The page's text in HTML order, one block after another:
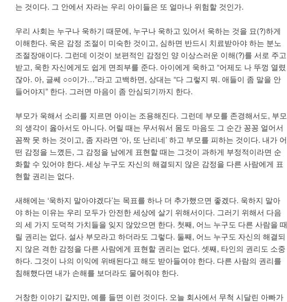
는 것이다. 그 안에서 자라는 우리 아이들은 또 얼마나 위험할 것인가.
우리 사회는 누구나 욱하기 때문에, 누구나 욱하고 있어서 욱하는 것을 묘(?)하게
이해한다. 욱은 감정 조절이 미숙한 것이고, 심하면 반드시 치료받아야 하는 분노
조절장애이다. 그런데 이것이 보편적인 감정인 양 이상스러운 이해(?)를 서로 주고
받고, 욱한 자신에게도 쉽게 면죄부를 준다. 아이에게 욱하고 “어제도 나 뚜껑 열렸
잖아. 아, 글쎄 ○○이가…”라고 고백하면, 상대는 “다 그렇지 뭐. 애들이 좀 말을 안
들어야지” 한다. 그러면 마음이 좀 안심되기까지 한다.
부모가 욱해서 소리를 지르면 아이는 조용해진다. 그런데 부모를 존경해서도, 부모
의 생각이 옳아서도 아니다. 어릴 때는 무서워서 몸도 마음도 그 순간 꽁꽁 얼어서
꼼짝 못 하는 것이고, 좀 자라면 ‘아, 또 난리네’ 하고 부모를 피하는 것이다. 내가 어
떤 감정을 느꼈든, 그 감정을 남에게 표현할 때는 그것이 과하게 부정적이라면 순
화할 수 있어야 한다. 세상 누구도 자신의 해결되지 않은 감정을 다른 사람에게 표
현할 권리는 없다.
새해에는 ‘욱하지 말아야겠다’는 목표를 하나 더 추가했으면 좋겠다. 욱하지 말아
야 하는 이유는 우리 모두가 안전한 세상에 살기 위해서이다. 그러기 위해서 다음
의 세 가지 도덕적 가치들을 잊지 않았으면 한다. 첫째, 어느 누구도 다른 사람을 때
릴 권리는 없다. 설사 부모라고 하더라도 그렇다. 둘째, 어느 누구도 자신의 해결되
지 않은 격한 감정을 다른 사람에게 표현할 권리는 없다. 셋째, 타인의 권리도 소중
하다. 그것이 나의 이익에 위배된다고 해도 받아들여야 한다. 다른 사람의 권리를
침해했다면 내가 손해를 보더라도 물어줘야 한다.
거창한 이야기 같지만, 예를 들면 이런 것이다. 오늘 회사에서 무척 시달린 아빠가